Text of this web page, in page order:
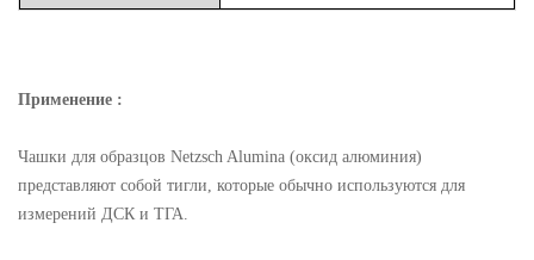
Применение :
Чашки для образцов Netzsch Alumina (оксид алюминия)
представляют собой тигли, которые обычно используются для
измерений ДСК и ТГА.